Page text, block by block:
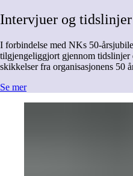
Intervjuer og tidslinjer
I forbindelse med NKs 50-
tilgjengeliggjort gjennom tidslinjer
skikkelser fra organisasjonens 50
Se mer